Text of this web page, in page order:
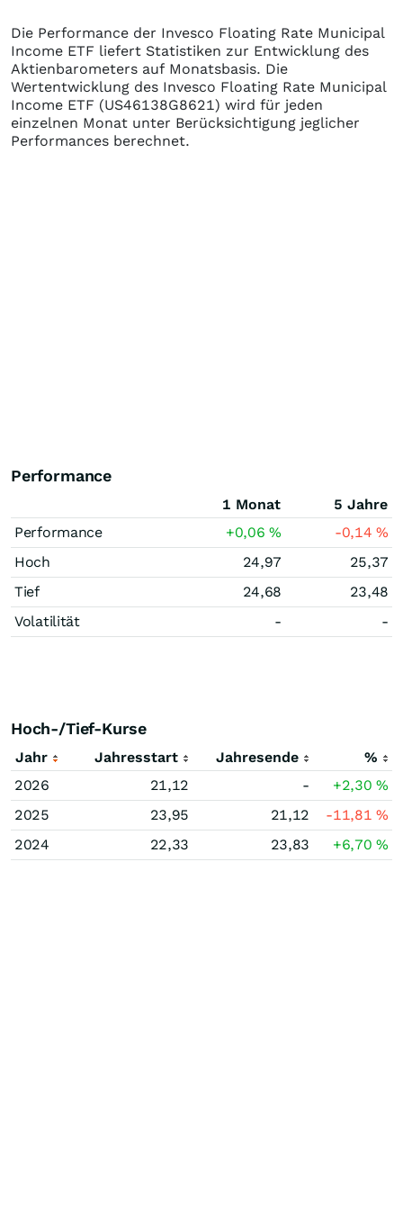
Die Performance der Invesco Floating Rate Municipal
Income ETF liefert Statistiken zur Entwicklung des
Aktienbarometers auf Monatsbasis. Die
Wertentwicklung des Invesco Floating Rate Municipal
Income ETF (US46138G8621) wird für jeden
einzelnen Monat unter Berücksichtigung jeglicher
Performances berechnet.
Performance
1 Monat
5 Jahre
Performance
+0,06% -0,14%
Hoch
24,97
25,37
Tief
24,68
23,48
Volatilität
- -
Hoch-/Tief-Kurse
Jahr Jahresstart Jahresende
%
2026
21,12 - +2,30%
2025
23,95 21,12 -11,81%
2024
22,33 23,83 +6,70%